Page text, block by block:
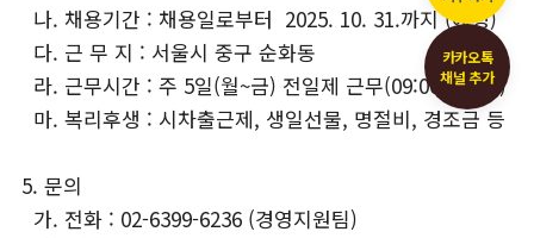
나. 채용기간 : 채용일로부터 2025. 10. 31.까지 (예정)
다. 근 무 지 : 서울시 중구 순화동
라. 근무시간 : 주 5일(월~금) 전일제 근무(09:00~18:00)
마. 복리후생 : 시차출근제, 생일선물, 명절비, 경조금 등
5. 문의
가. 전화 : 02-6399-6236 (경영지원팀)
카카오톡
채널 추가